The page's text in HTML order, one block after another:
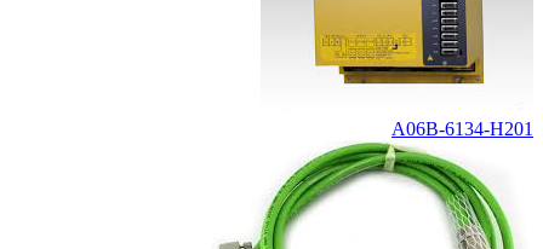
A06B-6134-H201